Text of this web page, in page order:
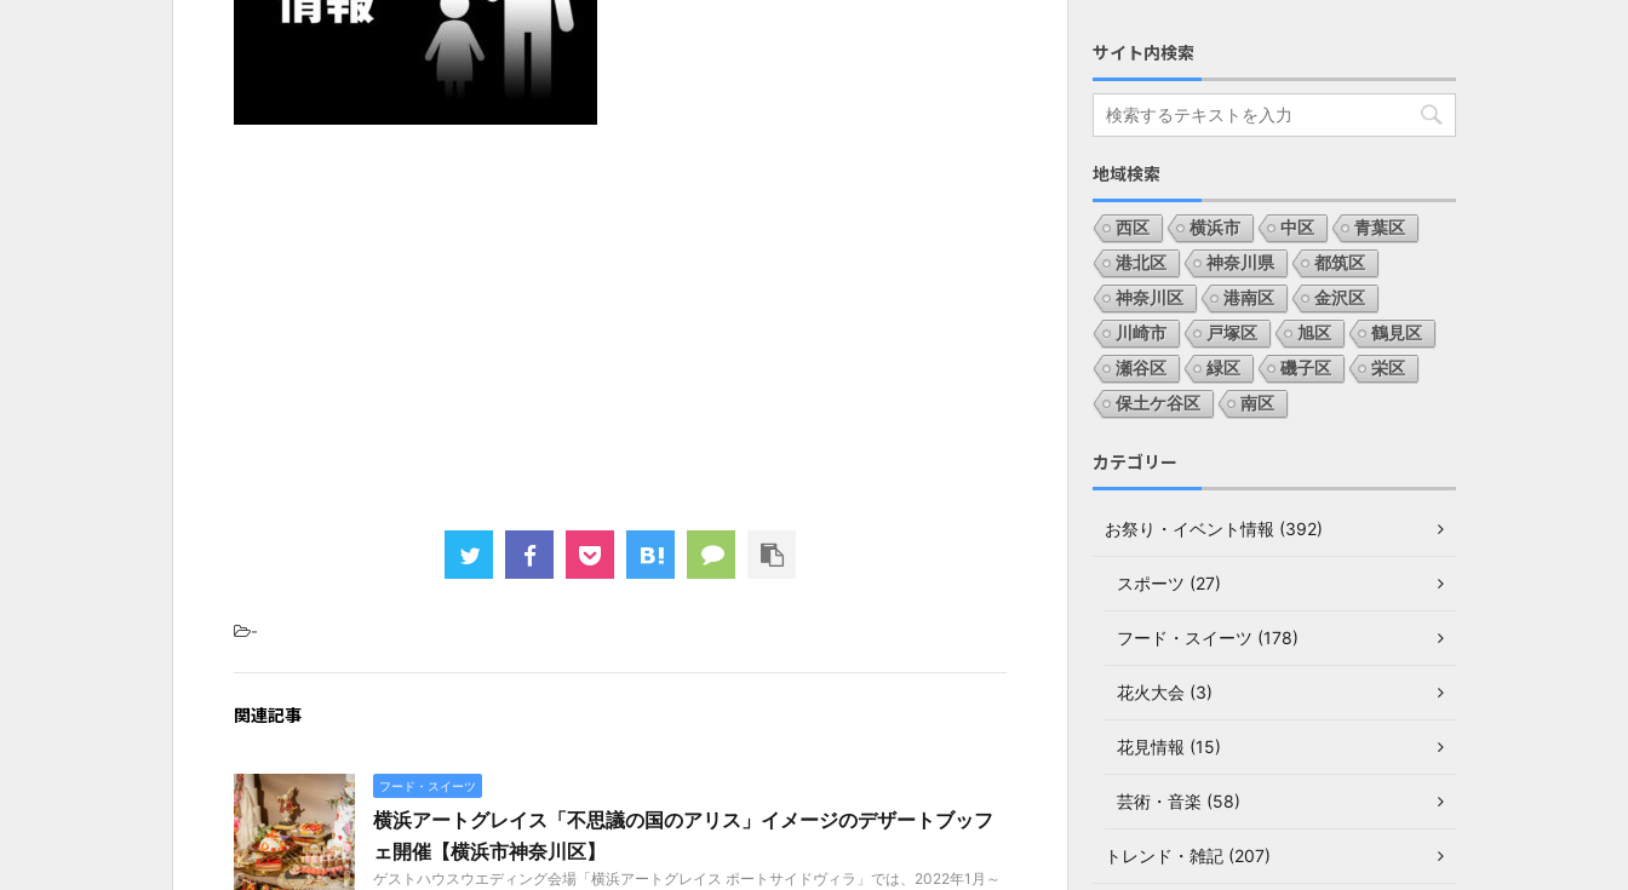
-
関連記事
フード・スイーツ
横浜アートグレイス「不思議の国のアリス」イメージのデザートブッフ
ェ開催【横浜市神奈川区】
ゲストハウスウエディング会場「横浜アートグレイス ポートサイドヴィラ」では、2022年1月～
サイト内検索
地域検索
西区 横浜市 中区
青葉区
港北区
神奈川県
都筑区
神奈川区
港南区
金沢区
川崎市
戸塚区 旭区
鶴見区
瀬谷区
緑区 磯子区
栄区
保土ケ谷区
南区
カテゴリー
お祭り・イベント情報 (392)
スポーツ (27)
フード・スイーツ (178)
花火大会 (3)
花見情報 (15)
芸術・音楽 (58)
トレンド・雑記 (207)